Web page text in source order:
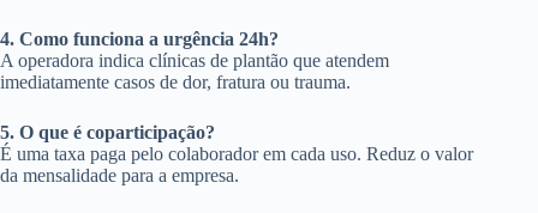
4. Como funciona a urgência 24h?
A operadora indica clínicas de plantão que atendem
imediatamente casos de dor, fratura ou trauma.
5. O que é coparticipação?
É uma taxa paga pelo colaborador em cada uso. Reduz o valor
da mensalidade para a empresa.